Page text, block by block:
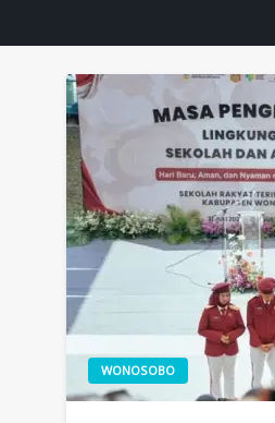
WONOSOBO